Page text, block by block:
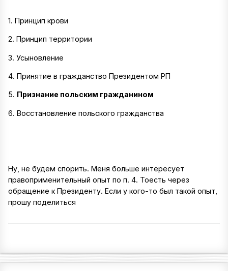
1. Принцип крови
2. Принцип территории
3. Усыновление
4. Принятие в гражданство Президентом РП
5. Признание польским гражданином
6. Восстановление польского гражданства
Ну, не будем спорить. Меня больше интересует
правоприменительный опыт по п. 4. Тоесть через
обращение к Президенту. Если у кого-то был такой опыт,
прошу поделиться